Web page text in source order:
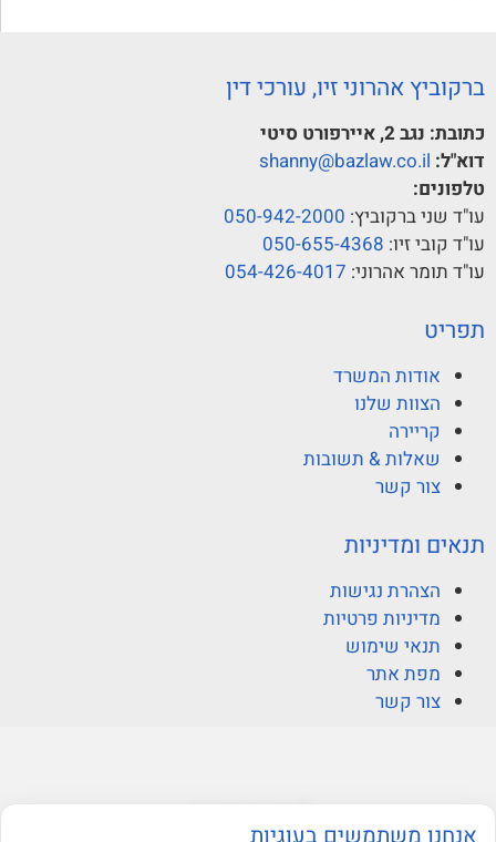
ברקוביץ אהרוני זיו, עורכי דין
כתובת: נגב 2, איירפורט סיטי
דוא"ל: shanny@bazlaw.co.il
טלפונים:
עו"ד שני ברקוביץ: 050-942-2000
עו"ד קובי זיו: 050-655-4368
עו"ד תומר אהרוני: 054-426-4017
תפריט
אודות המשרד
הצוות שלנו
קריירה
שאלות & תשובות
צור קשר
תנאים ומדיניות
הצהרת נגישות
מדיניות פרטיות
תנאי שימוש
מפת אתר
צור קשר
© ברקוביץ אהרוני זיו
אנחנו משתמשים בעוגיות